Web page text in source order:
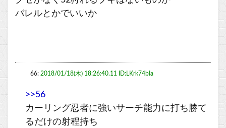
バレルとかでいいか
66: 2018/01/18(木) 18:26:40.11 ID:LKrk74bIa
>>56
カーリング忍者に強いサーチ能力に打ち勝て
るだけの射程持ち